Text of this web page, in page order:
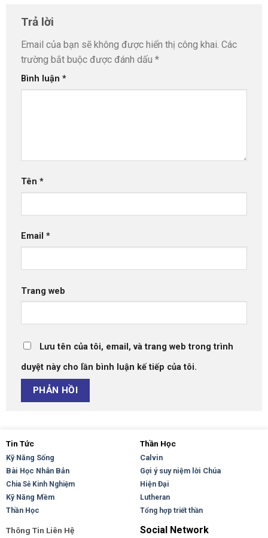
Trả lời
Email của bạn sẽ không được hiển thị công khai. Các
trường bắt buộc được đánh dấu *
Bình luận *
Tên *
Email *
Trang web
Lưu tên của tôi, email, và trang web trong trình
duyệt này cho lần bình luận kế tiếp của tôi.
Tin Tức
Kỹ Năng Sống
Bài Học Nhân Bản
Chia Sẻ Kinh Nghiệm
Kỹ Năng Mềm
Thần Học
Thần Học
Calvin
Gợi ý suy niệm lời Chúa
Hiện Đại
Lutheran
Tổng hợp triết thần
Thông Tin Liên Hệ Social Network